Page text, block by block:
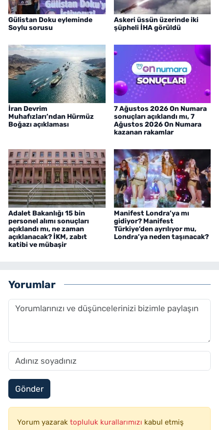
Gülistan Doku eyleminde
Soylu sorusu
Askeri üssün üzerinde iki
şüpheli İHA görüldü
İran Devrim
Muhafızları’ndan Hürmüz
Boğazı açıklaması
7 Ağustos 2026 On Numara
sonuçları açıklandı mı, 7
Ağustos 2026 On Numara
kazanan rakamlar
Adalet Bakanlığı 15 bin
personel alımı sonuçları
açıklandı mı, ne zaman
açıklanacak? İKM, zabıt
katibi ve mübaşir
Manifest Londra’ya mı
gidiyor? Manifest
Türkiye’den ayrılıyor mu,
Londra’ya neden taşınacak?
Yorumlar
Gönder
Yorum yazarak topluluk kurallarımızı kabul etmiş